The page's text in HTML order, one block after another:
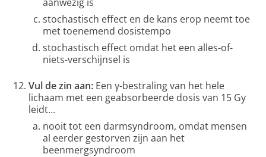
stochastisch effect en de kans erop neemt toe
met toenemend dosistempo
stochastisch effect omdat het een alles-of-
niets-verschijnsel is
Vul de zin aan: Een γ-bestraling van het hele
lichaam met een geabsorbeerde dosis van 15 Gy
leidt...
nooit tot een darmsyndroom, omdat mensen
al eerder gestorven zijn aan het
beenmergsyndroom